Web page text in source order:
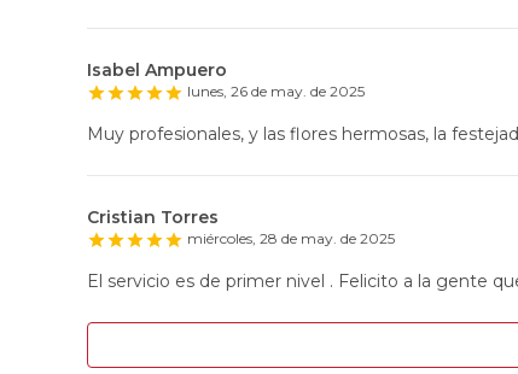
Isabel Ampuero
lunes, 26 de may. de 2025
Muy profesionales, y las flores hermosas, la
Cristian Torres
miércoles, 28 de may. de 2025
El servicio es de primer nivel . Felicito a la gente